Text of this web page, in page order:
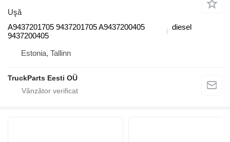
Uşă
A9437201705 9437201705 A9437200405
9437200405
diesel
Estonia, Tallinn
TruckParts Eesti OÜ